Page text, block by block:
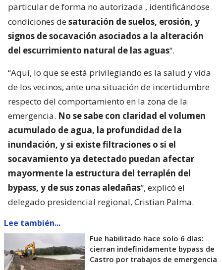
particular de forma no autorizada , identificándose
condiciones desaturación de suelos, erosión, y
signos de socavación asociados a la alteración
del escurrimiento natural de las aguas“.
“Aquí, lo que se está privilegiando es la salud y vida
de los vecinos, ante una situación de incertidumbre
respecto del comportamiento en la zona de la
emergencia. No se sabe con claridad el volumen
acumulado de agua, la profundidad de la
inundación, y si existe filtraciones o si el
socavamiento ya detectado puedan afectar
mayormente la estructura del terraplén del
bypass, y de sus zonas aledañas”, explicó el
delegado presidencial regional, Cristian Palma.
Lee también...
Fue habilitado hace solo 6 días:
cierran indefinidamente bypass de
Castro por trabajos de emergencia